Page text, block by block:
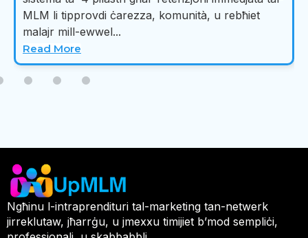
Ngħinu l-intraprendituri tal-marketing tan-netwerk
jirreklutaw, jħarrġu, u jmexxu timijiet b’mod sempliċi,